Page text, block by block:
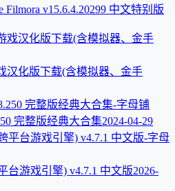
Filmora v15.6.4.20299 中文特别版
汉化版下载(含模拟器、金手
完整版经典大合集2024-04-29
台游戏引擎) v4.7.1 中文版2026-